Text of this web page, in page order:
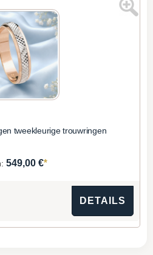
tweekleurige trouwringen
549,00 €*
DETAILS